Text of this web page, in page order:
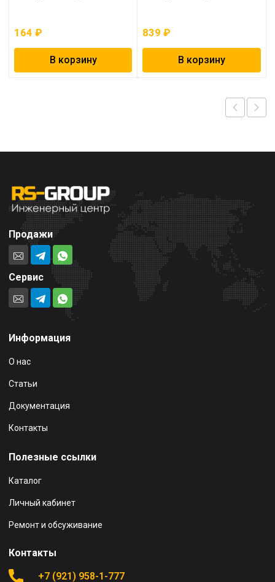
164 ₽
В корзину
839₽
В корзину
Продажи
Сервис
Информация
О нас
Статьи
Документация
Контакты
Полезные ссылки
Каталог
Личный кабинет
Ремонт и обсуживание
Контакты
+7 (921) 958-1-777